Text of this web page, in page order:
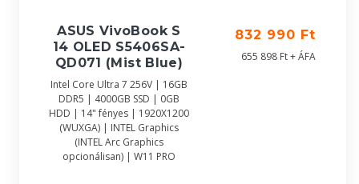
ASUS VivoBook S
14 OLED S5406SA-
QD071 (Mist Blue)
Intel Core Ultra 7 256V | 16GB
DDR5 | 4000GB SSD | 0GB
HDD | 14" fényes | 1920X1200
(WUXGA) | INTEL Graphics
(INTEL Arc Graphics
opcionálisan) | W11 PRO
832 990 Ft
655 898 Ft + ÁFA